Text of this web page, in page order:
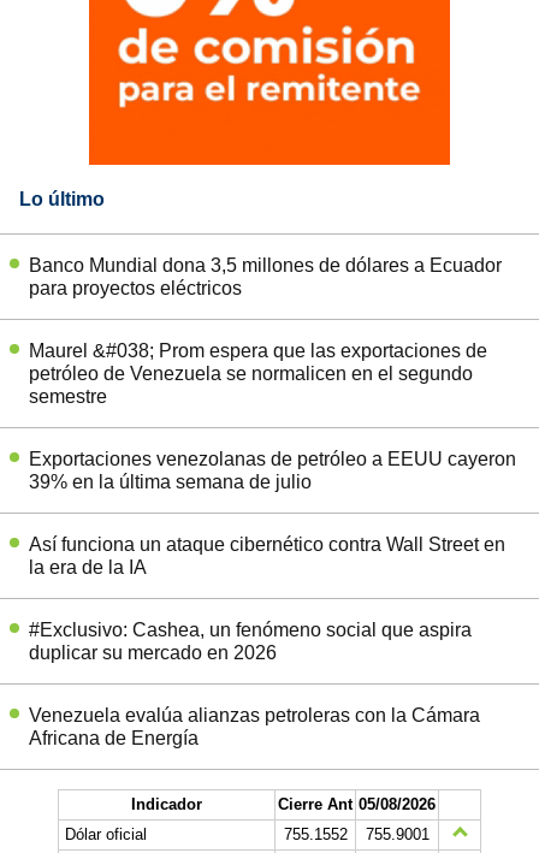
Lo último
Banco Mundial dona 3,5 millones de dólares a Ecuador
para proyectos eléctricos
Maurel &#038; Prom espera que las exportaciones de
petróleo de Venezuela se normalicen en el segundo
semestre
Exportaciones venezolanas de petróleo a EEUU cayeron
39% en la última semana de julio
Así funciona un ataque cibernético contra Wall Street en
la era de la IA
#Exclusivo: Cashea, un fenómeno social que aspira
duplicar su mercado en 2026
Venezuela evalúa alianzas petroleras con la Cámara
Africana de Energía
Indicador Cierre Ant 05/08/2026
Dólar oficial
755.1552
755.9001